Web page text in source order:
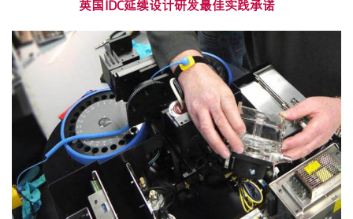
英国IDC延续设计研发最佳实践承诺